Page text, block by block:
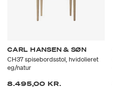
CARL HANSEN & SØN
CH37 spisebordsstol, hvidolieret
eg/natur
8.495,00 KR.